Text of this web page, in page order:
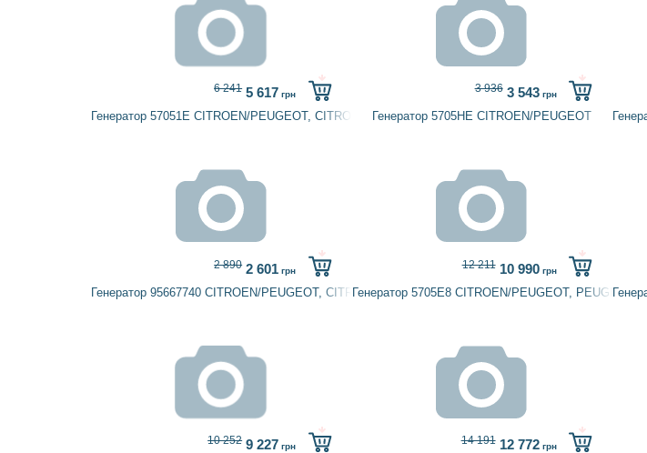
Генератор 57051E CITROEN/PEUGEOT, CITROËN, PEUGEOT
6 241 5 617 грн
Генератор 5705HE CITROEN/PEUGEOT
3 936 3 543грн
Генератор 95667740 CITROEN/PEUGEOT, CITROËN
2 890 2 601 грн
Генератор 5705E8 CITROEN/PEUGEOT, PEUGEOT
12 211 10 990грн
10 252 9 227 грн 14 191 12 772грн